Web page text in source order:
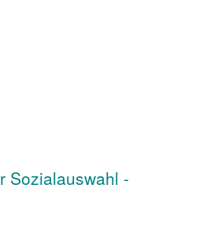
Sozialauswahl -